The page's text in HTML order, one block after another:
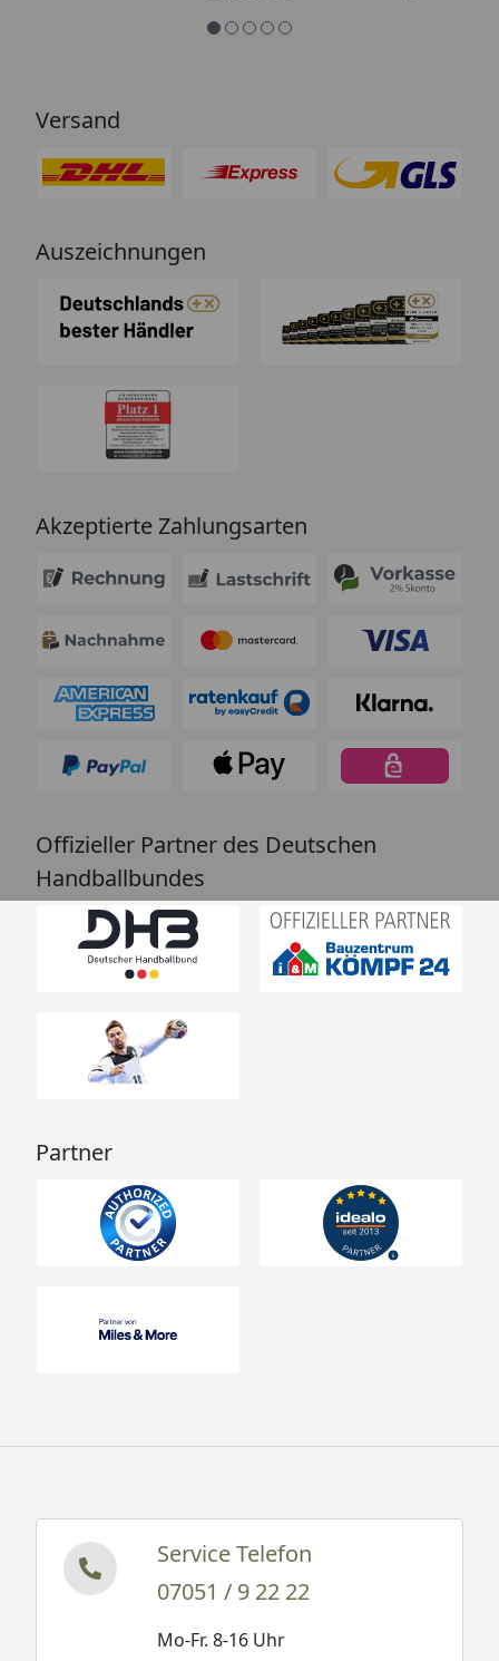
Versand
Auszeichnungen
Akzeptierte Zahlungsarten
Offizieller Partner des Deutschen
Handballbundes
Partner
Service Telefon
07051 / 9 22 22
Mo-Fr. 8-16 Uhr